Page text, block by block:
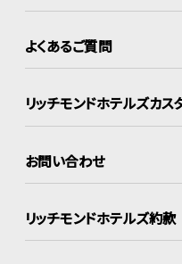
よくあるご質問
リッチモンドホテルズカス
お問い合わせ
リッチモンドホテルズ約款